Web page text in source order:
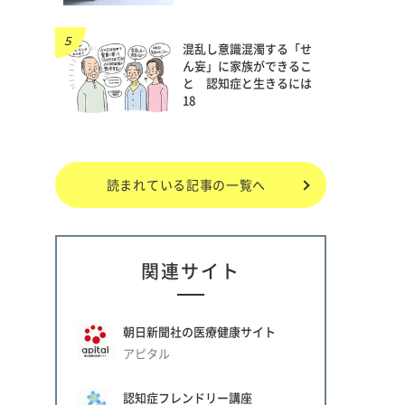
混乱し意識混濁する「せ
ん妄」に家族ができるこ
と 認知症と生きるには
18
読まれている記事の一覧へ
関連サイト
朝日新聞社の医療健康サイト
アピタル
認知症フレンドリー講座